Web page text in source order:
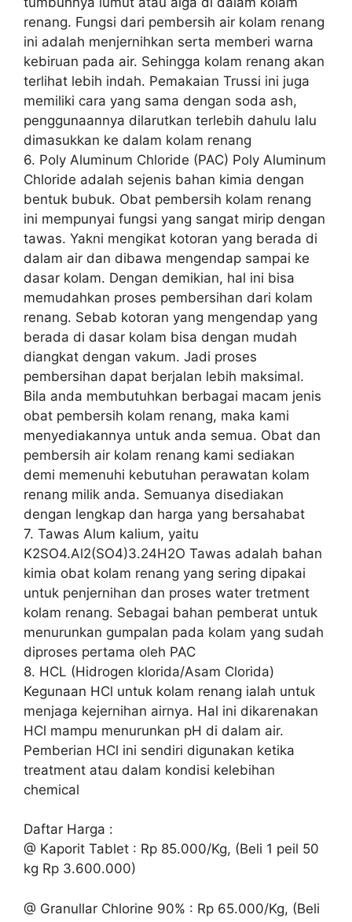
renang. Fungsi dari pembersih air kolam renang
ini adalah menjernihkan serta memberi warna
kebiruan pada air. Sehingga kolam renang akan
terlihat lebih indah. Pemakaian Trussi ini juga
memiliki cara yang sama dengan soda ash,
penggunaannya dilarutkan terlebih dahulu lalu
dimasukkan ke dalam kolam renang
6. Poly Aluminum Chloride (PAC) Poly Aluminum
Chloride adalah sejenis bahan kimia dengan
bentuk bubuk. Obat pembersih kolam renang
ini mempunyai fungsi yang sangat mirip dengan
tawas. Yakni mengikat kotoran yang berada di
dalam air dan dibawa mengendap sampai ke
dasar kolam. Dengan demikian, hal ini bisa
memudahkan proses pembersihan dari kolam
renang. Sebab kotoran yang mengendap yang
berada di dasar kolam bisa dengan mudah
diangkat dengan vakum. Jadi proses
pembersihan dapat berjalan lebih maksimal.
Bila anda membutuhkan berbagai macam jenis
obat pembersih kolam renang, maka kami
menyediakannya untuk anda semua. Obat dan
pembersih air kolam renang kami sediakan
demi memenuhi kebutuhan perawatan kolam
renang milik anda. Semuanya disediakan
dengan lengkap dan harga yang bersahabat
7. Tawas Alum kalium, yaitu
K2SO4.Al2(SO4)3.24H2O Tawas adalah bahan
kimia obat kolam renang yang sering dipakai
untuk penjernihan dan proses water tretment
kolam renang. Sebagai bahan pemberat untuk
menurunkan gumpalan pada kolam yang sudah
diproses pertama oleh PAC
8. HCL (Hidrogen klorida/Asam Clorida)
Kegunaan HCl untuk kolam renang ialah untuk
menjaga kejernihan airnya. Hal ini dikarenakan
HCl mampu menurunkan pH di dalam air.
Pemberian HCl ini sendiri digunakan ketika
treatment atau dalam kondisi kelebihan
chemical
Daftar Harga :
@ Kaporit Tablet : Rp 85.000/Kg, (Beli 1 peil 50
kg Rp 3.600.000)
@ Granullar Chlorine 90% : Rp 65.000/Kg, (Beli